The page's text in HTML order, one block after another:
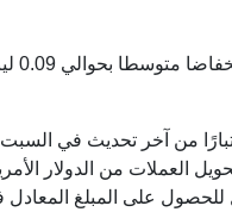
سعر الدولار
تحويل العملات من الدولار
للحصول على المبلغ المعادل